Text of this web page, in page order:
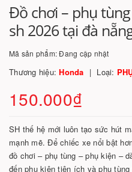
Đồ chơi – phụ
sh 2026 tại đà
Mã sản phẩm:Đang cập nhật
Thương hiệu:Honda Loại:
150.000₫
SH thế hệ mới luôn tạo sức hút
mạnh mẽ. Để chiếc xe nổi bật
đồ chơi – phụ tùng – phụ kiện –
đến phụ kiện tiện ích và phụ